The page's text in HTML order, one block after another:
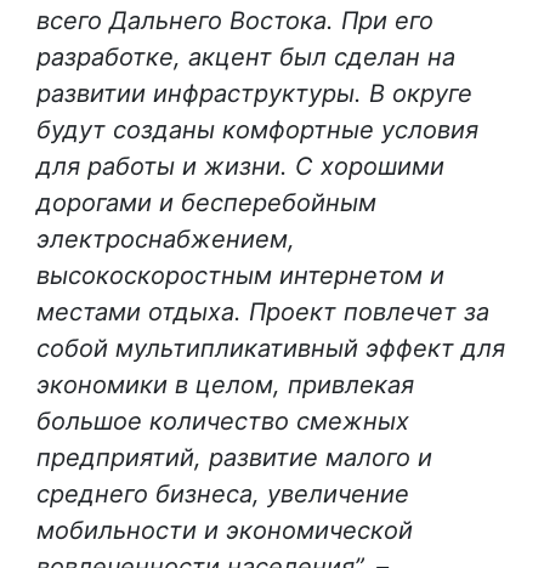
всего Дальнего Востока. При его
разработке, акцент был сделан на
развитии инфраструктуры. В округе
будут созданы комфортные условия
для работы и жизни. С хорошими
дорогами и бесперебойным
электроснабжением,
высокоскоростным интернетом и
местами отдыха. Проект повлечет за
собой мультипликативный эффект для
экономики в целом, привлекая
большое количество смежных
предприятий, развитие малого и
среднего бизнеса, увеличение
мобильности и экономической